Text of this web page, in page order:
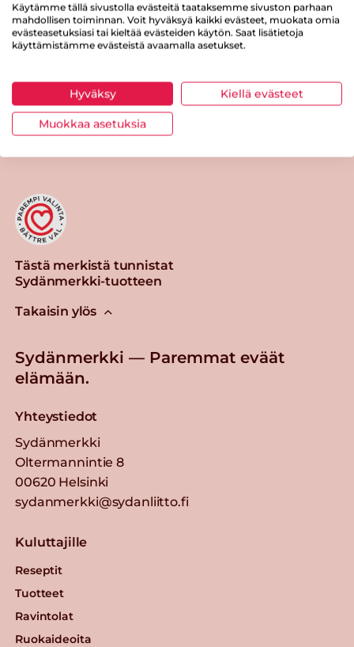
Suolaa 1.8 g
Tulosta sivu
Tästä merkistä tunnistat
Sydänmerkki-tuotteen
Takaisin ylös
Sydänmerkki — Paremmat eväät
elämään.
Yhteystiedot
Sydänmerkki
Oltermannintie 8
00620 Helsinki
sydanmerkki@sydanliitto.fi
Kuluttajille
Reseptit
Tuotteet
Ravintolat
Ruokaideoita
Käytämme tällä sivustolla evästeitä taataksemme sivuston parhaan
mahdollisen toiminnan. Voit hyväksyä kaikki evästeet, muokata omia
evästeasetuksiasi tai kieltää evästeiden käytön. Saat lisätietoja
käyttämistämme evästeistä avaamalla asetukset.
Hyväksy Kiellä evästeet
Muokkaa asetuksia